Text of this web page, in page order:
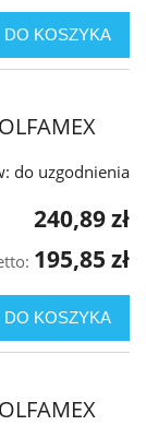
DO KOSZYKA
do uzgodnienia
240,89 zł
195,85 zł
DO KOSZYKA